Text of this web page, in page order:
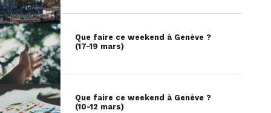
Que faire ce weekend à Genève ?
(17-19 mars)
Que faire ce weekend à Genève ?
(10-12 mars)